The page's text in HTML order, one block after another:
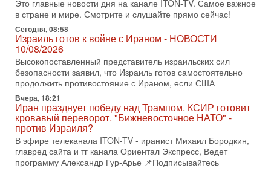
Хватит отменять атаки! ЦАХАЛ - не игрушка!
Израиль готов ударить по Ирану!
В эфире телеканала ITON-TV Григорий Тамар, офицер
ЦАХАЛа в отставке, писатель, журналист, военный историк.
Ведет программу Александр Гур-Арье.
3-08-2026, 15:23
Иран задыхается. КСИР готовит удар! Россия теряет
последних союзников. Путин - псих!
В эфире ITON-TV доктор Эльдар Намазов , историк,
политолог, в прошлом – помощник Президента
Азербайджана Гейдара Алиева . Ведет программу
Александр
3-08-2026, 11:09
Выборы в Израиле в опасности?! ШАБАК формирует
Это главные новости дня на канале ITON-TV. Самое важное
в стране и мире. Смотрите и слушайте прямо сейчас!
Сегодня, 08:58
Израиль готов к войне с Ираном - НОВОСТИ
10/08/2026
Высокопоставленный представитель израильских сил
безопасности заявил, что Израиль готов самостоятельно
продолжить противостояние с Ираном, если США
Вчера, 18:21
Иран празднует победу над Трампом. КСИР готовит
кровавый переворот. "Бижневосточное НАТО" -
против Израиля?
В эфире телеканала ITON-TV - иранист Михаил Бородкин,
главред сайта и тг канала Ориентал Экспресс, Ведет
программу Александр Гур-Арье 📌Подписывайтесь